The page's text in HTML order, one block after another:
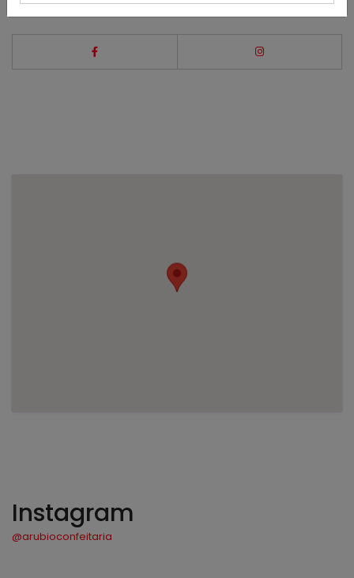
Instagram
@arubioconfeitaria